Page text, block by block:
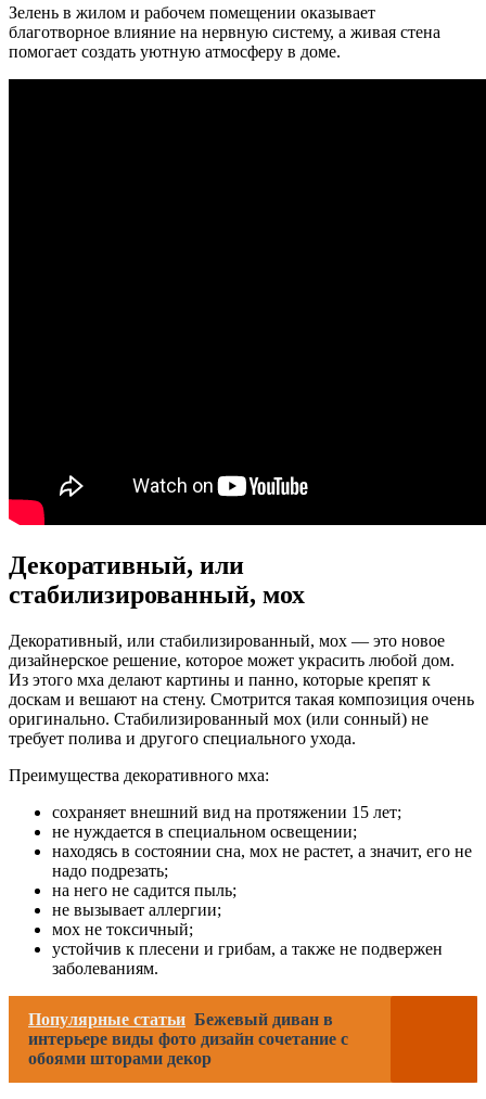
Зелень в жилом и рабочем помещении оказывает
благотворное влияние на нервную систему, а живая стена
помогает создать уютную атмосферу в доме.
Декоративный, или
стабилизированный, мох
Декоративный, или стабилизированный, мох — это новое
дизайнерское решение, которое может украсить любой дом.
Из этого мха делают картины и панно, которые крепят к
доскам и вешают на стену. Смотрится такая композиция очень
оригинально. Стабилизированный мох (или сонный) не
требует полива и другого специального ухода.
Преимущества декоративного мха:
сохраняет внешний вид на протяжении 15 лет;
не нуждается в специальном освещении;
находясь в состоянии сна, мох не растет, а значит, его не
надо подрезать;
на него не садится пыль;
не вызывает аллергии;
мох не токсичный;
устойчив к плесени и грибам, а также не подвержен
заболеваниям.
Популярные статьи Бежевый диван в
интерьере виды фото дизайн сочетание с
обоями шторами декор